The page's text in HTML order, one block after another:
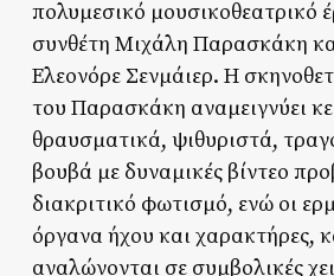
πολυμεσικό μουσικοθεατρικό
συνθέτη Μιχάλη Παρασκάκη
Ελεονόρε Σενμάιερ. Η
του Παρασκάκη αναμειγνύει
θραυσματικά, ψιθυριστά,
βουβά με δυναμικές βίντεο
διακριτικό φωτισμό, ενώ οι
όργανα ήχου και χαρακτήρες,
αναλώνονται σε συμβολικές